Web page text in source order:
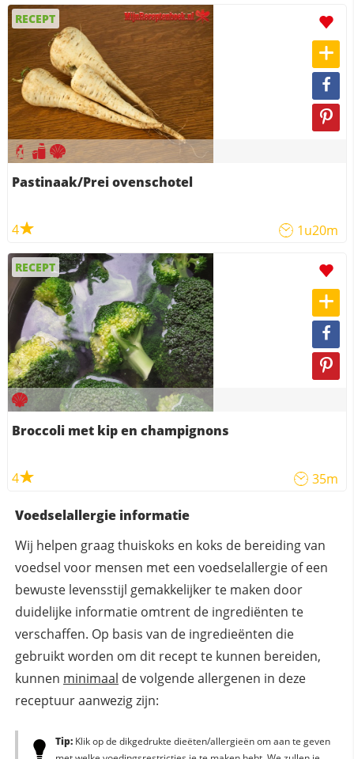
RECEPT
Pastinaak/Prei ovenschotel
4 1u20m
RECEPT
Broccoli met kip en champignons
4 35m
Voedselallergie informatie
Wij helpen graag thuiskoks en koks de bereiding van
voedsel voor mensen met een voedselallergie of een
bewuste levensstijl gemakkelijker te maken door
duidelijke informatie omtrent de ingrediënten te
verschaffen. Op basis van de ingredieënten die
gebruikt worden om dit recept te kunnen bereiden,
kunnen minimaal de volgende allergenen in deze
receptuur aanwezig zijn:
Tip:Klik op de dikgedrukte dieëten/allergieën om aan te geven